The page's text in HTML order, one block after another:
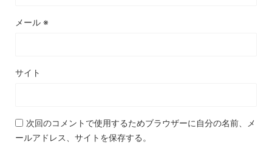
メール ※
サイト
次回のコメントで使用するためブラウザーに自分の名前、メ
ールアドレス、サイトを保存する。